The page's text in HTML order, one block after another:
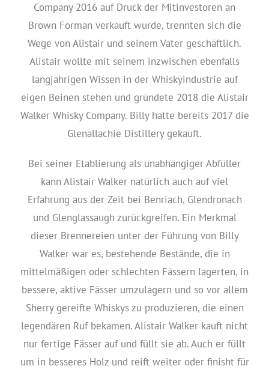
Company 2016 auf Druck der Mitinvestoren an
Brown Forman verkauft wurde, trennten sich die
Wege von Alistair und seinem Vater geschäftlich.
Alistair wollte mit seinem inzwischen ebenfalls
langjährigen Wissen in der Whiskyindustrie auf
eigen Beinen stehen und gründete 2018 die Alistair
Walker Whisky Company. Billy hatte bereits 2017 die
Glenallachie Distillery gekauft.
Bei seiner Etablierung als unabhängiger Abfüller
kann Alistair Walker natürlich auch auf viel
Erfahrung aus der Zeit bei Benriach, Glendronach
und Glenglassaugh zurückgreifen. Ein Merkmal
dieser Brennereien unter der Führung von Billy
Walker war es, bestehende Bestände, die in
mittelmäßigen oder schlechten Fässern lagerten, in
bessere, aktive Fässer umzulagern und so vor allem
Sherry gereifte Whiskys zu produzieren, die einen
legendären Ruf bekamen. Alistair Walker kauft nicht
nur fertige Fässer auf und füllt sie ab. Auch er füllt
um in besseres Holz und reift weiter oder finisht für